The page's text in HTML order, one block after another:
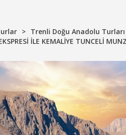
> Trenli Doğu Anadolu Turları
İLE KEMALİYE TUNCELİ